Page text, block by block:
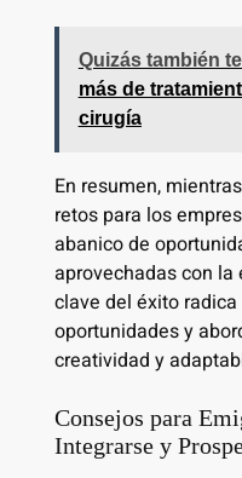
Quizás también
más de
cirugía
En resumen,
retos para los
abanico de
aprovechadas con
clave del éxito
oportunidades y
creatividad y
Consejos para
Integrarse y